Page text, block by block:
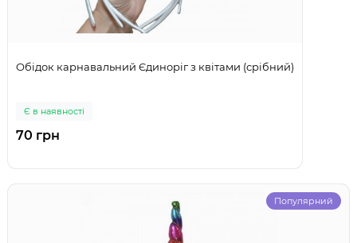
Обідок карнавальний Єдиноріг з квітами (срібний)
Є в наявності
70 грн
Популярний